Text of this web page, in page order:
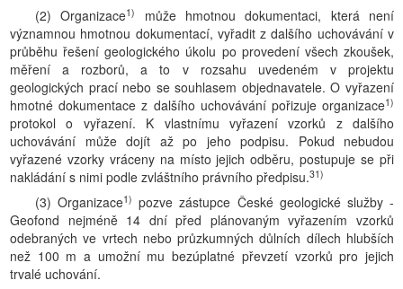
(2) Organizace1)
může hmotnou dokumentaci, která není
významnou hmotnou dokumentací, vyřadit z dalšího uchovávání v
průběhu řešení geologického úkolu po provedení všech zkoušek,
měření a rozborů, a to v rozsahu uvedeném v projektu
geologických prací nebo se souhlasem objednavatele. O vyřazení
hmotné dokumentace z dalšího uchovávání pořizuje organizace1)
protokol o vyřazení. K vlastnímu vyřazení vzorků z dalšího
uchovávání může dojít až po jeho podpisu. Pokud nebudou
vyřazené vzorky vráceny na místo jejich odběru, postupuje se při
nakládání s nimi podle zvláštního právního předpisu.31)
(3) Organizace1) pozve zástupce České geologické služby -
Geofond nejméně 14 dní před plánovaným vyřazením vzorků
odebraných ve vrtech nebo průzkumných důlních dílech hlubších
než 100 m a umožní mu bezúplatné převzetí vzorků pro jejich
trvalé uchování.